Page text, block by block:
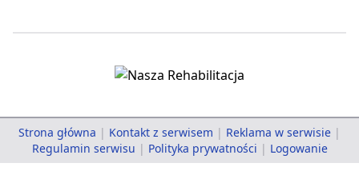
Strona główna | Kontakt z serwisem | Reklama w serwisie |
Regulamin serwisu | Polityka prywatności | Logowanie